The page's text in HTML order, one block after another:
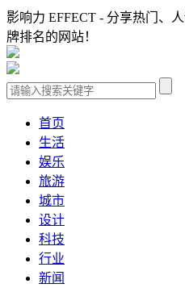
影响力 EFFECT - 分享热门、
牌排名的网站！
首页
生活
娱乐
旅游
城市
设计
科技
行业
新闻